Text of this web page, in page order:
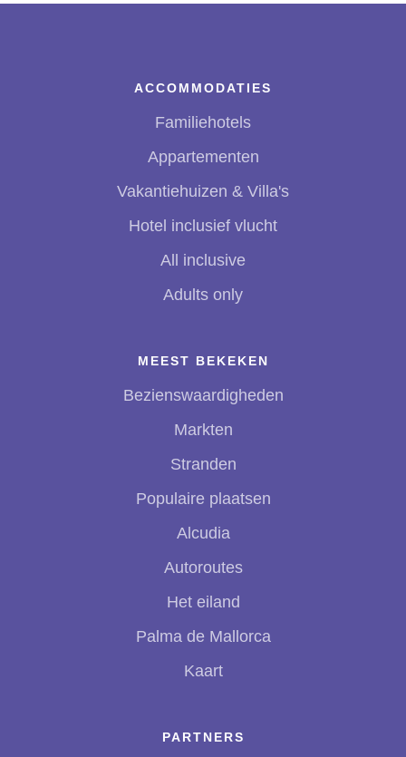
ACCOMMODATIES
Familiehotels
Appartementen
Vakantiehuizen & Villa's
Hotel inclusief vlucht
All inclusive
Adults only
MEEST BEKEKEN
Bezienswaardigheden
Markten
Stranden
Populaire plaatsen
Alcudia
Autoroutes
Het eiland
Palma de Mallorca
Kaart
PARTNERS